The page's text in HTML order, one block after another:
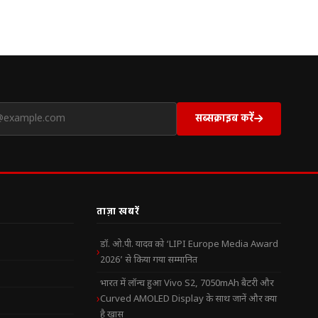
सब्सक्राइब करें
ताज़ा खबरें
डॉ. ओ.पी. यादव को ‘LIPI Europe Media Award
2026’ से किया गया सम्मानित
भारत में लॉन्च हुआ Vivo S2, 7050mAh बैटरी और
Curved AMOLED Display के साथ जानें और क्या
है खास